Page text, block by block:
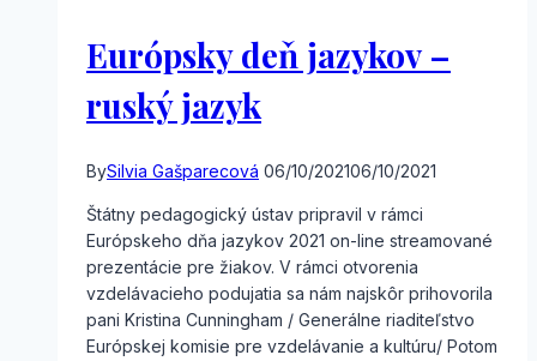
Európsky deň jazykov –
ruský jazyk
BySilvia Gašparecová 06/10/202106/10/2021
Štátny pedagogický ústav pripravil v rámci
Európskeho dňa jazykov 2021 on-line streamované
prezentácie pre žiakov. V rámci otvorenia
vzdelávacieho podujatia sa nám najskôr prihovorila
pani Kristina Cunningham / Generálne riaditeľstvo
Európskej komisie pre vzdelávanie a kultúru/ Potom